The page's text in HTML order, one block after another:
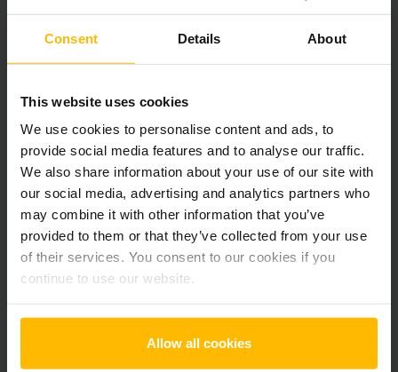
Consent Details About
This website uses cookies
We use cookies to personalise content and ads, to
provide social media features and to analyse our traffic.
We also share information about your use of our site with
our social media, advertising and analytics partners who
may combine it with other information that you’ve
provided to them or that they’ve collected from your use
of their services. You consent to our cookies if you
continue to use our website.
Allow all cookies
Der folgende Abschnitt bietet eine umfassende
Zusammenfassung der technischen Spezifikationen und
Technische Daten
Batterie Blei-Säure, 48 V / 775 Ah
Ladegerät Ja, 48 V / 120 A
Batterie Aufarbeitungsjahr 2025
Baujahr
Hubhöhe 9620 mm